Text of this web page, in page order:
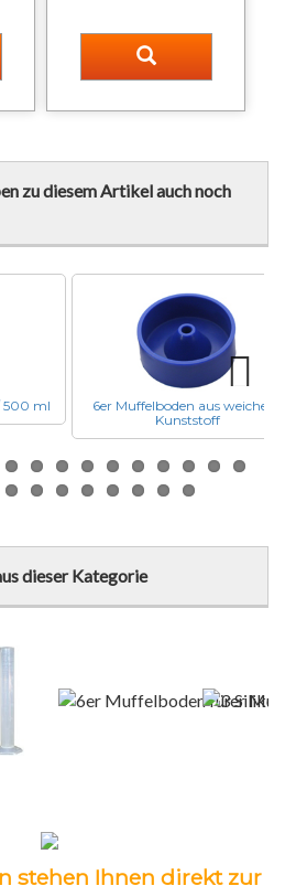
zu diesem Artikel auch noch
500 ml
6er Muffelboden aus weichem
KunststoffNext
dieser Kategorie
stehen Ihnen direkt zur